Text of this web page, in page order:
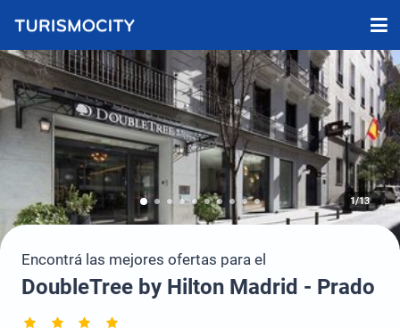
1/13
Encontrá las mejores ofertas para el
DoubleTree by Hilton Madrid - Prado